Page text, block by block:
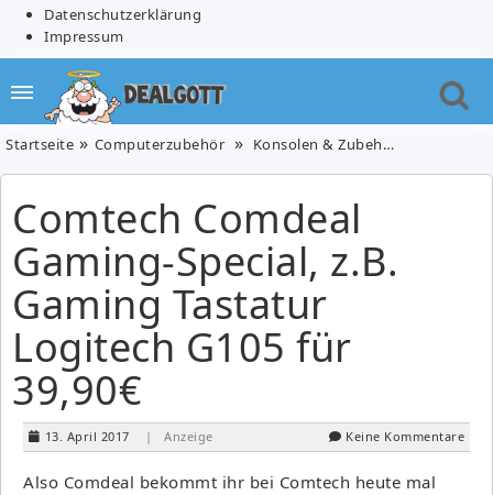
Datenschutzerklärung
Impressum
Startseite Computerzubehör Konsolen & Zubehör
Comtech Comdeal
Gaming-Special, z.B.
Gaming Tastatur
Logitech G105 für
39,90€
13. April 2017 | Anzeige Keine Kommentare
Also Comdeal bekommt ihr bei Comtech heute mal